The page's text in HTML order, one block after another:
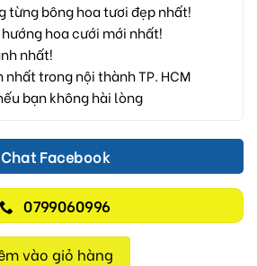
từng bông hoa tươi đẹp nhất!
hoa cưới mới nhất!
nhất!
nhất trong nội thành TP. HCM
bạn không hài lòng
Chat Facebook
0799060996
số lượng
vào giỏ hàng